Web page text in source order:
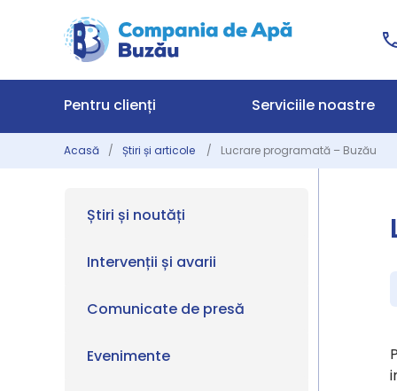
Pentru clienți Serviciile noastre
Acasă Știri și articole Lucrare programată – Buzău
Știri și noutăți
Intervenții și avarii
Comunicate de presă
Evenimente